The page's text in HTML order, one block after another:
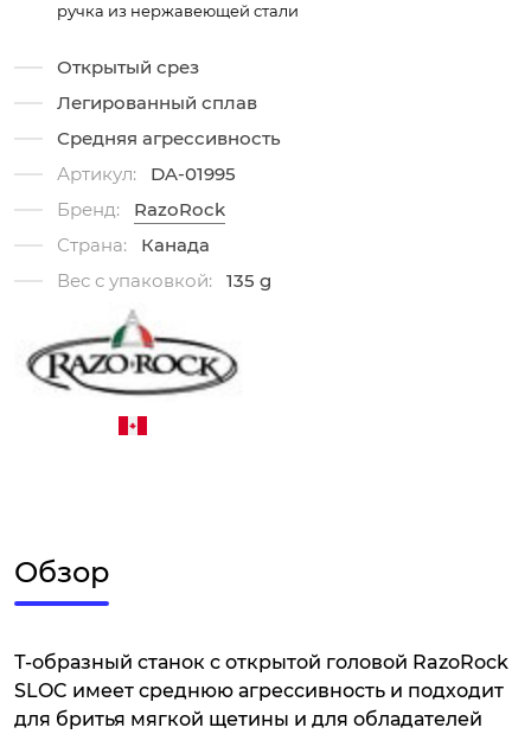
ручка из нержавеющей стали
Открытый срез
Легированный сплав
Средняя агрессивность
Артикул:
DA-01995
Бренд:
RazoRock
Страна:
Канада
Вес с упаковкой:
135 g
Обзор
Т-образный станок с открытой головой RazoRock
SLOC имеет среднюю агрессивность и подходит
для бритья мягкой щетины и для обладателей